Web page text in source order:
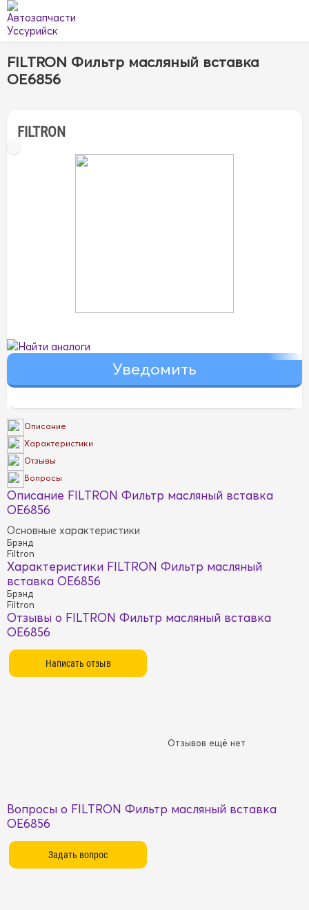
FILTRON Фильтр масляный вставка
OE6856
FILTRON
Найти аналоги
Описание
Характеристики
Отзывы
Вопросы
Описание FILTRON Фильтр масляный вставка
OE6856
Основные характеристики
Брэнд
Filtron
Характеристики FILTRON Фильтр масляный
вставка OE6856
Брэнд
Filtron
Отзывы о FILTRON Фильтр масляный вставка
OE6856
Отзывов ещё нет
Вопросы о FILTRON Фильтр масляный вставка
OE6856